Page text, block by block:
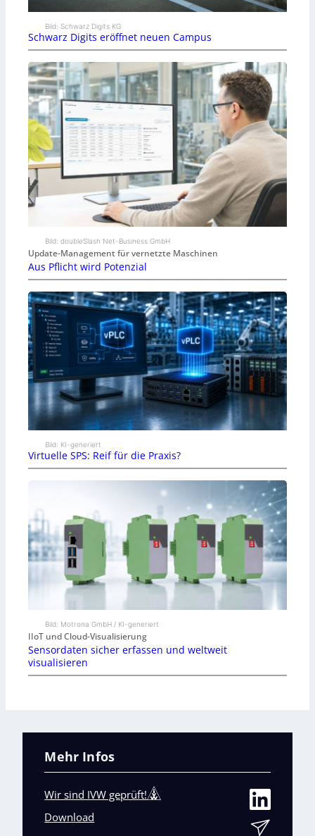
Bild: Schwarz Digits KG
Schwarz Digits eröffnet neuen Campus
Bild: doubleSlash Net-Business GmbH
Update-Management für vernetzte Maschinen
Aus Pflicht wird Potenzial
Bild: KI-generiert
Virtuelle SPS: Reif für die Praxis?
Bild: Motrona GmbH / KI-generiert
IIoT und Cloud-Visualisierung
Sensordaten sicher erfassen und weltweit
visualisieren
Mehr Infos
Wir sind IVW geprüft!
Download